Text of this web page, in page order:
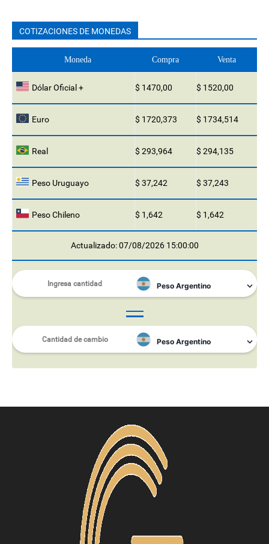
COTIZACIONES DE MONEDAS
Moneda Compra Venta
Dólar Oficial + $ 1470,00 $ 1520,00
Euro $ 1720,373 $ 1734,514
Real $ 293,964 $ 294,135
Peso Uruguayo $ 37,242 $ 37,243
Peso Chileno $ 1,642 $ 1,642
Actualizado: 07/08/2026 15:00:00